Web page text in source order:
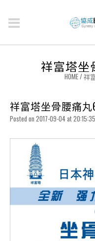
祥富塔坐
HOME/祥
祥富塔坐骨腰痛丸
Posted on 2017-09-04 at 20:15:35